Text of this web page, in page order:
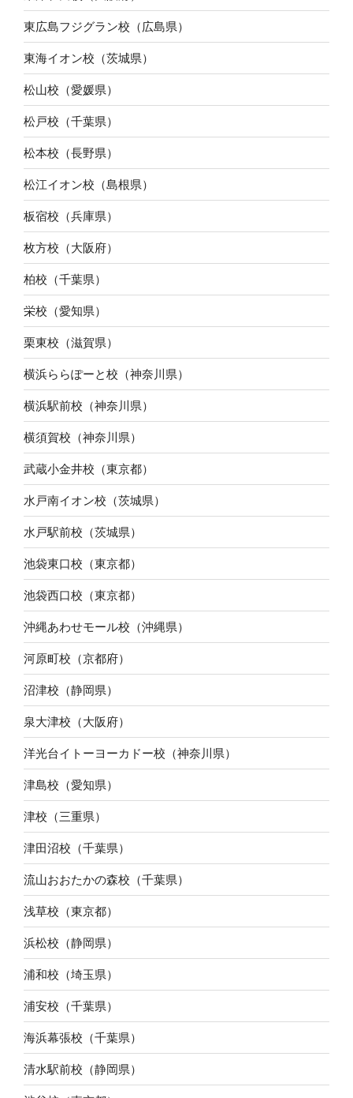
東広島フジグラン校（広島県）
東海イオン校（茨城県）
松山校（愛媛県）
松戸校（千葉県）
松本校（長野県）
松江イオン校（島根県）
板宿校（兵庫県）
枚方校（大阪府）
柏校（千葉県）
栄校（愛知県）
栗東校（滋賀県）
横浜ららぽーと校（神奈川県）
横浜駅前校（神奈川県）
横須賀校（神奈川県）
武蔵小金井校（東京都）
水戸南イオン校（茨城県）
水戸駅前校（茨城県）
池袋東口校（東京都）
池袋西口校（東京都）
沖縄あわせモール校（沖縄県）
河原町校（京都府）
沼津校（静岡県）
泉大津校（大阪府）
洋光台イトーヨーカドー校（神奈川県）
津島校（愛知県）
津校（三重県）
津田沼校（千葉県）
流山おおたかの森校（千葉県）
浅草校（東京都）
浜松校（静岡県）
浦和校（埼玉県）
浦安校（千葉県）
海浜幕張校（千葉県）
清水駅前校（静岡県）